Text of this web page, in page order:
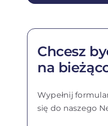
Chcesz
na
Wypełnij
się do naszego